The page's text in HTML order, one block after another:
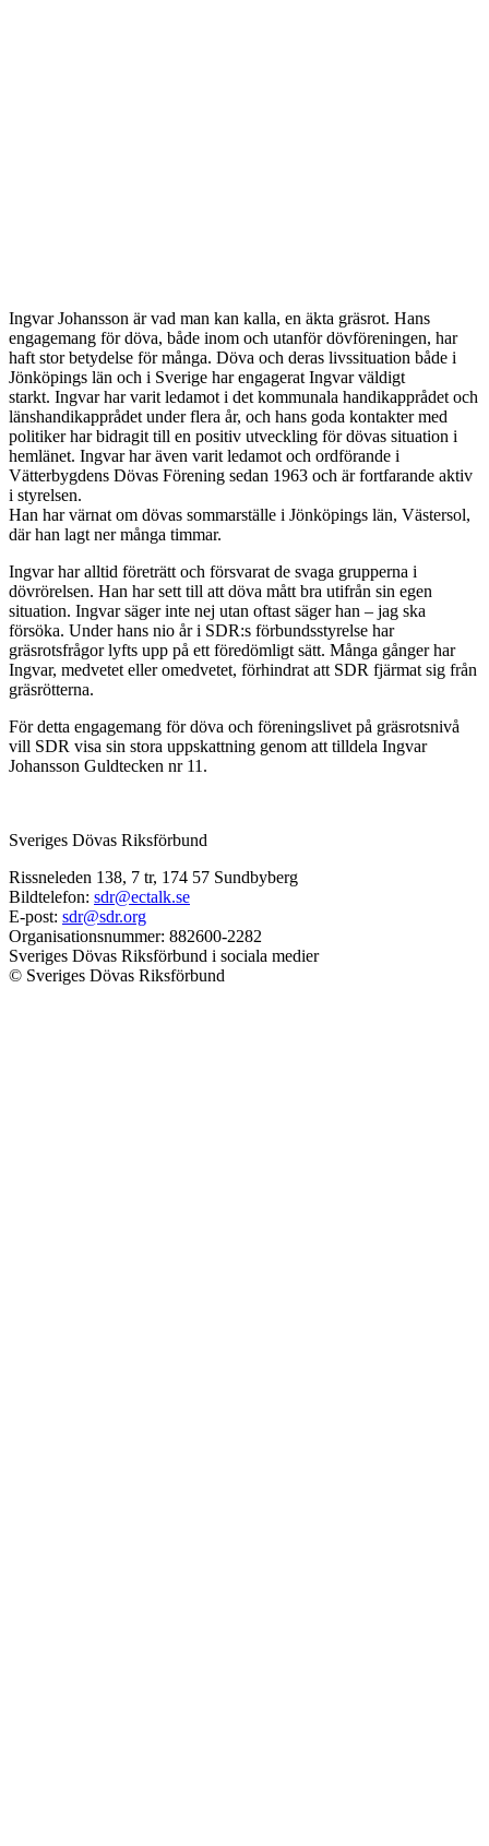
Ingvar Johansson är vad man kan kalla, en äkta gräsrot. Hans
engagemang för döva, både inom och utanför dövföreningen, har
haft stor betydelse för många. Döva och deras livssituation både i
Jönköpings län och i Sverige har engagerat Ingvar väldigt
starkt. Ingvar har varit ledamot i det kommunala handikapprådet och
länshandikapprådet under flera år, och hans goda kontakter med
politiker har bidragit till en positiv utveckling för dövas situation i
hemlänet. Ingvar har även varit ledamot och ordförande i
Vätterbygdens Dövas Förening sedan 1963 och är fortfarande aktiv
i styrelsen.
Han har värnat om dövas sommarställe i Jönköpings län, Västersol,
där han lagt ner många timmar.
Ingvar har alltid företrätt och försvarat de svaga grupperna i
dövrörelsen. Han har sett till att döva mått bra utifrån sin egen
situation. Ingvar säger inte nej utan oftast säger han – jag ska
försöka. Under hans nio år i SDR:s förbundsstyrelse har
gräsrotsfrågor lyfts upp på ett föredömligt sätt. Många gånger har
Ingvar, medvetet eller omedvetet, förhindrat att SDR fjärmat sig från
gräsrötterna.
För detta engagemang för döva och föreningslivet på gräsrotsnivå
vill SDR visa sin stora uppskattning genom att tilldela Ingvar
Johansson Guldtecken nr 11.
Sveriges Dövas Riksförbund
Rissneleden 138, 7 tr, 174 57 Sundbyberg
Bildtelefon: sdr@ectalk.se
E-post: sdr@sdr.org
Organisationsnummer: 882600-2282
Sveriges Dövas Riksförbund i sociala medier
© Sveriges Dövas Riksförbund